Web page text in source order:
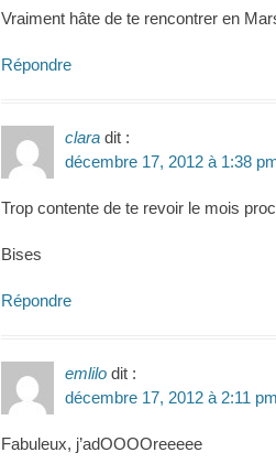
Vraiment hâte de te rencontrer en
Répondre
clara dit :
décembre 17, 2012 à 1:38
Trop contente de te revoir le mois
Bises
Répondre
emlilo dit :
décembre 17, 2012 à 2:11 pm
Fabuleux, j’adOOOOreeeee